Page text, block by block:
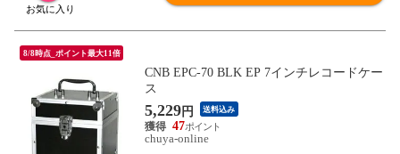
8/8時点_ポイント最大11倍
CNB EPC-70 BLK EP 7インチレコードケー
ス
5,229円 送料込み
47
chuya-online